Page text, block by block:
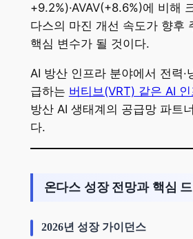
+9.2%)·AVAV(+8.6%)에 비해
다스의 마진 개선 속도가 향후
핵심 변수가 될 것이다.
AI 방산 인프라 분야에서 전력·
급하는 버티브(VRT) 같은 AI
방산 AI 생태계의 공급망 파트
다.
온다스 성장 전망과 핵심
2026년 성장 가이던스